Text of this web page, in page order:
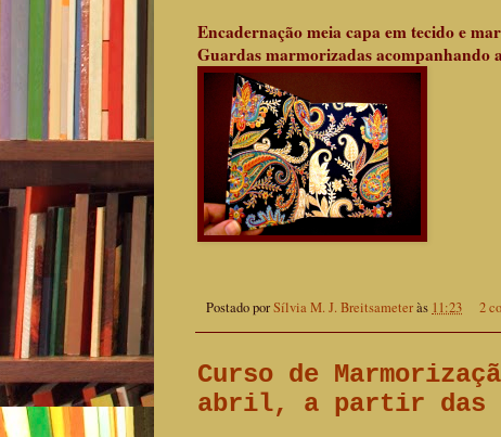
Encadernação meia capa em tecido e
Guardas marmorizadas acompanhando
Postado porSílvia M. J. Breitsameteràs 11:23 2
Curso de
abril, a partir das